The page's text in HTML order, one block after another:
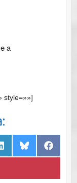
a
style=»»]
Compartir
en
en